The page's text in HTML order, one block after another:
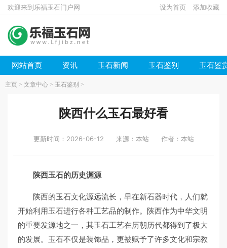
欢迎来到乐福玉石门户网 设为首页 添加收藏
网站首页 资讯 玉石新闻 玉石鉴别 玉石鉴
主页 > 文章中心 > 玉石鉴别 >
陕西什么玉石最好看
更新时间：2026-06-12 来源：本站 作者：本站
陕西玉石的历史渊源
陕西的玉石文化源远流长，早在新石器时代，人们就
开始利用玉石进行各种工艺品的制作。陕西作为中华文明
的重要发源地之一，其玉石工艺在历朝历代都得到了极大
的发展。玉石不仅是装饰品，更被赋予了许多文化和宗教